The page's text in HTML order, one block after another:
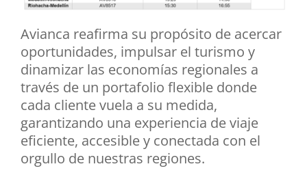
Avianca reafirma su propósito de acercar
oportunidades, impulsar el turismo y
dinamizar las economías regionales a
través de un portafolio flexible donde
cada cliente vuela a su medida,
garantizando una experiencia de viaje
eficiente, accesible y conectada con el
orgullo de nuestras regiones.